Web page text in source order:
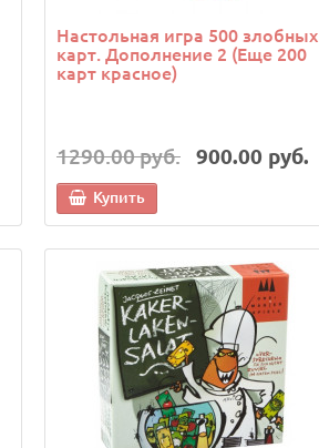
Настольная игра 500 злобных
карт. Дополнение 2 (Еще 200
карт красное)
1290.00 руб. 900.00 руб.
Купить